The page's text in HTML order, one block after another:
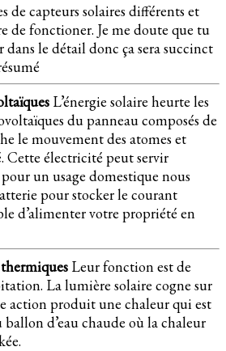
de capteurs solaires différents et
de fonctioner. Je me doute que tu
dans le détail donc ça sera succinct
L’énergie solaire heurte les
du panneau composés de
le mouvement des atomes et
Cette électricité peut servir
un usage domestique nous
pour stocker le courant
d’alimenter votre propriété en
Leur fonction est de
La lumière solaire cogne sur
action produit une chaleur qui est
ballon d’eau chaude où la chaleur